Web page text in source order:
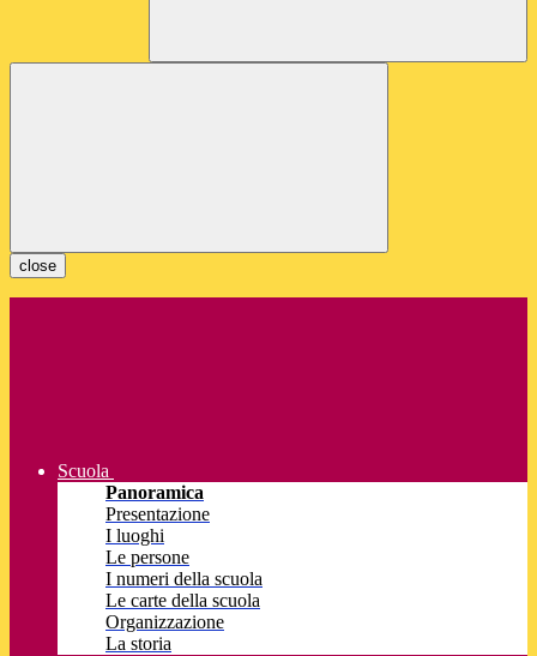
close
Scuola
Panoramica
Presentazione
I luoghi
Le persone
I numeri della scuola
Le carte della scuola
Organizzazione
La storia